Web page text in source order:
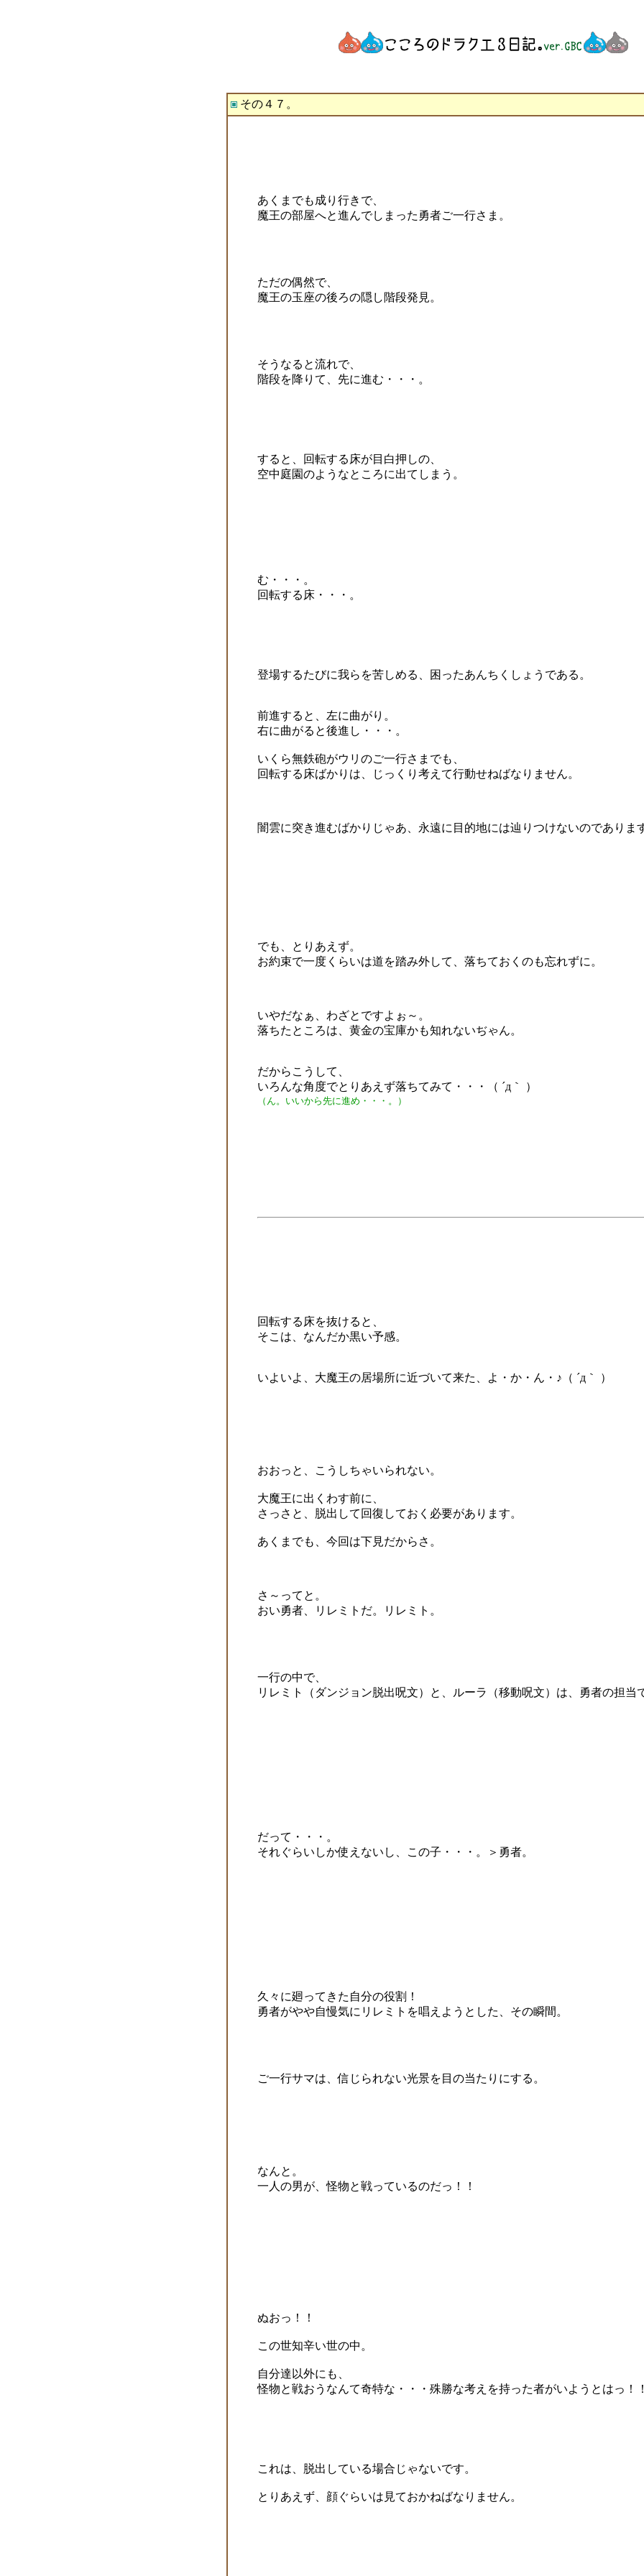
その４７。
あくまでも成り行きで、
魔王の部屋へと進んでしまった勇者ご一行さま。
ただの偶然で、
魔王の玉座の後ろの隠し階段発見。
そうなると流れで、
階段を降りて、先に進む・・・。
すると、回転する床が目白押しの、
空中庭園のようなところに出てしまう。
む・・・。
回転する床・・・。
登場するたびに我らを苦しめる、困ったあんちくしょうである。
前進すると、左に曲がり。
右に曲がると後進し・・・。
いくら無鉄砲がウリのご一行さまでも、
回転する床ばかりは、じっくり考えて行動せねばなりません。
闇雲に突き進むばかりじゃあ、永遠に目的地には辿りつけないのでありま
でも、とりあえず。
お約束で一度くらいは道を踏み外して、落ちておくのも忘れずに。
いやだなぁ、わざとですよぉ～。
落ちたところは、黄金の宝庫かも知れないぢゃん。
だからこうして、
いろんな角度でとりあえず落ちてみて・・・（ ´д｀ ）
（ん。いいから先に進め・・・。）
回転する床を抜けると、
そこは、なんだか黒い予感。
いよいよ、大魔王の居場所に近づいて来た、よ・か・ん・♪（ ´д｀ ）
おおっと、こうしちゃいられない。
大魔王に出くわす前に、
さっさと、脱出して回復しておく必要があります。
あくまでも、今回は下見だからさ。
さ～ってと。
おい勇者、リレミトだ。リレミト。
一行の中で、
リレミト（ダンジョン脱出呪文）と、ルーラ（移動呪文）は、勇者の担当
だって・・・。
それぐらいしか使えないし、この子・・・。＞勇者。
久々に廻ってきた自分の役割！
勇者がやや自慢気にリレミトを唱えようとした、その瞬間。
ご一行サマは、信じられない光景を目の当たりにする。
なんと。
一人の男が、怪物と戦っているのだっ！！
ぬおっ！！
この世知辛い世の中。
自分達以外にも、
怪物と戦おうなんて奇特な・・・殊勝な考えを持った者がいようとはっ！
これは、脱出している場合じゃないです。
とりあえず、顔ぐらいは見ておかねばなりません。